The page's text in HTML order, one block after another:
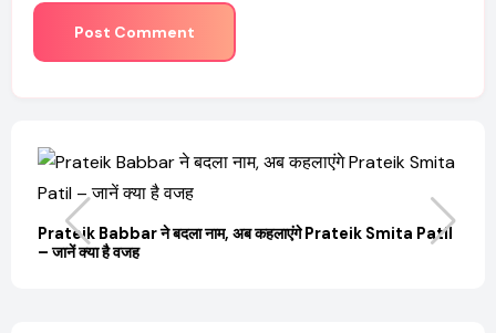
OTT Releases March 2025 Web Series : Netflix,
JioHotstar और Ultra Jhakaas पर नई वेब सीरीज और फिल्में